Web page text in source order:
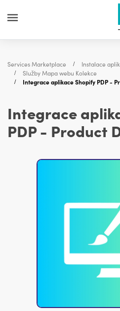
Services Marketplace
Instalace
Služby Mapa webu Kolekce
Integrace aplikace Shopify PDP -
Integrace
PDP - Product